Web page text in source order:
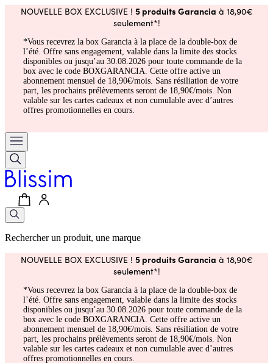
NOUVELLE BOX EXCLUSIVE ! 5 produits Garancia à 18,90€
seulement*!
*Vous recevrez la box Garancia à la place de la double-box de
l’été. Offre sans engagement, valable dans la limite des stocks
disponibles ou jusqu’au 30.08.2026 pour toute commande de la
box avec le code BOXGARANCIA. Cette offre active un
abonnement mensuel de 18,90€/mois. Sans résiliation de votre
part, les prochains prélèvements seront de 18,90€/mois. Non
valable sur les cartes cadeaux et non cumulable avec d’autres
offres promotionnelles en cours.
Rechercher un produit, une marque
NOUVELLE BOX EXCLUSIVE ! 5 produits Garancia à 18,90€
seulement*!
*Vous recevrez la box Garancia à la place de la double-box de
l’été. Offre sans engagement, valable dans la limite des stocks
disponibles ou jusqu’au 30.08.2026 pour toute commande de la
box avec le code BOXGARANCIA. Cette offre active un
abonnement mensuel de 18,90€/mois. Sans résiliation de votre
part, les prochains prélèvements seront de 18,90€/mois. Non
valable sur les cartes cadeaux et non cumulable avec d’autres
offres promotionnelles en cours.